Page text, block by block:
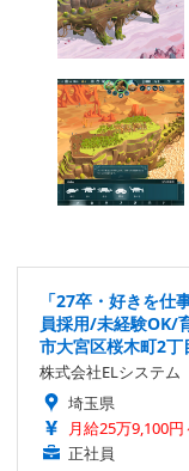
「27卒・好きを
員採用/未経験OK/
市大宮区桜木町2丁
株式会社ELシステム
埼玉県
月給25万9,100
正社員